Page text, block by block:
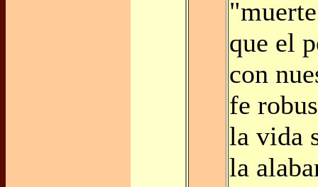
que el
con
fe
la vida
la